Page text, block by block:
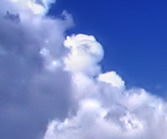
Göllner
Piliscsaba,